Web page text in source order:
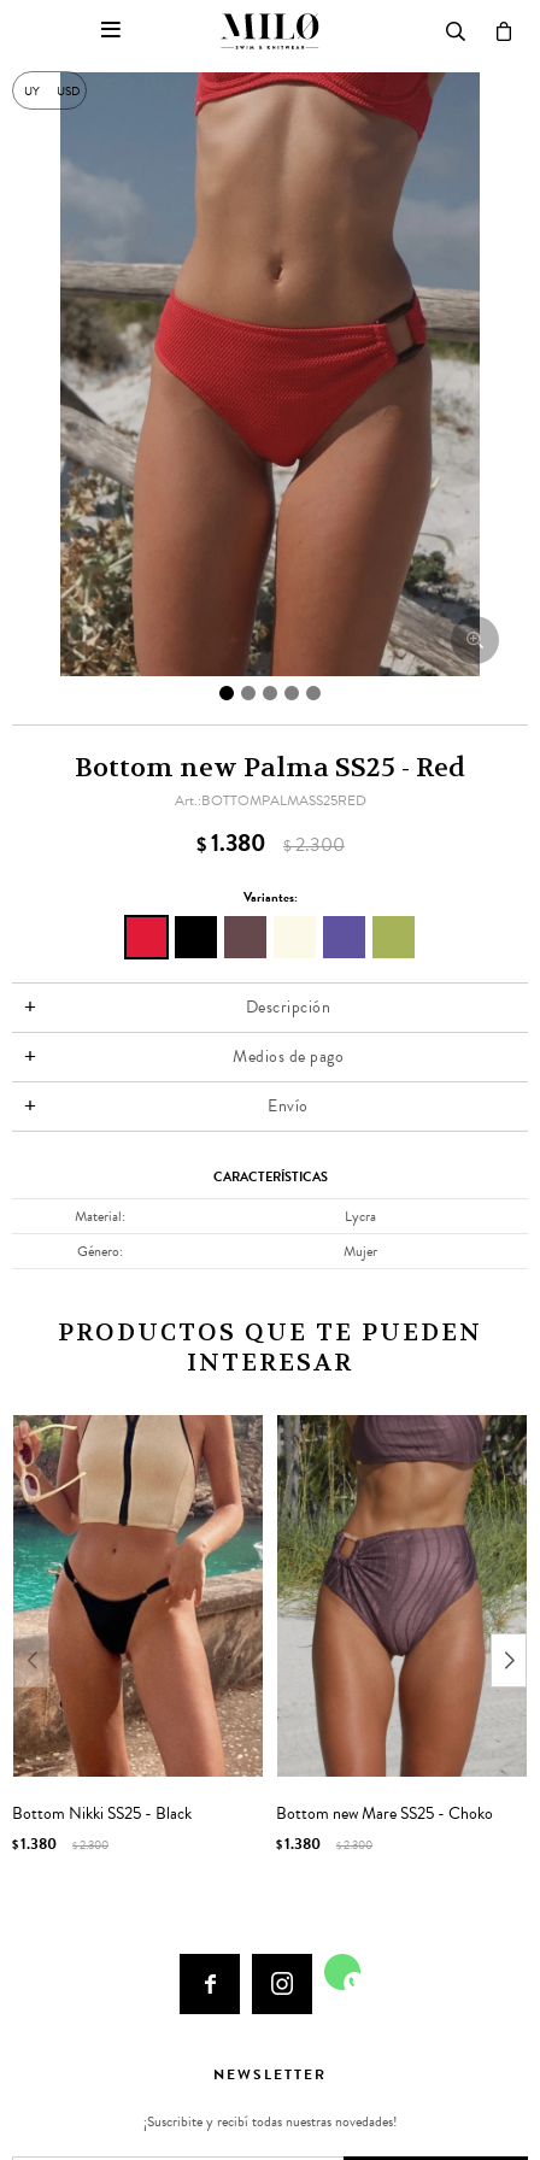
UY USD

Bottom new Palma SS25 - Red
BOTTOMPALMASS25RED
$1.380 $2.300
Variantes:
Descripción
Medios de pago
Envío
CARACTERÍSTICAS
Material
Lycra
Género
Mujer
PRODUCTOS QUE TE PUEDEN
INTERESAR
Bottom Nikki SS25 - Black
$1.380 $2.300
Bottom new Mare SS25 - Choko
$1.380 $2.300
  
NEWSLETTER
¡Suscribite y recibí todas nuestras novedades!